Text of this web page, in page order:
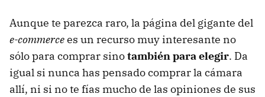
Aunque te parezca raro, la página del gigante del
e-commercees un recurso muy interesante no
sólo para comprar sinotambién para elegir. Da
igual si nunca has pensado comprar la cámara
allí, ni si no te fías mucho de las opiniones de sus